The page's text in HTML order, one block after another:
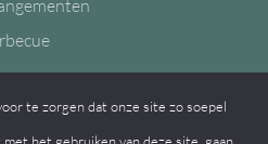
te zorgen dat onze site zo soepel